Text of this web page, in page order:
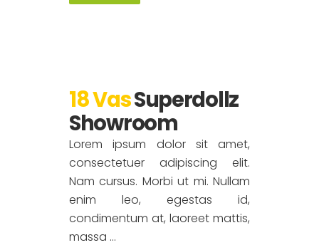
18 VasSuperdollz
Showroom
Lorem ipsum dolor sit amet,
consectetuer adipiscing elit.
Nam cursus. Morbi ut mi. Nullam
enim leo, egestas id,
condimentum at, laoreet mattis,
massa ...